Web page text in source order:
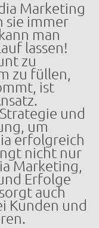
Marketing
sie immer
man
lassen!
zu
zu füllen,
ist
und
um
erfolgreich
nicht nur
Marketing,
Erfolge
auch
Kunden und